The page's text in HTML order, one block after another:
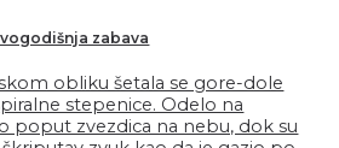
zabava
obliku šetala se gore-dole
stepenice. Odelo na
poput zvezdica na nebu, dok su